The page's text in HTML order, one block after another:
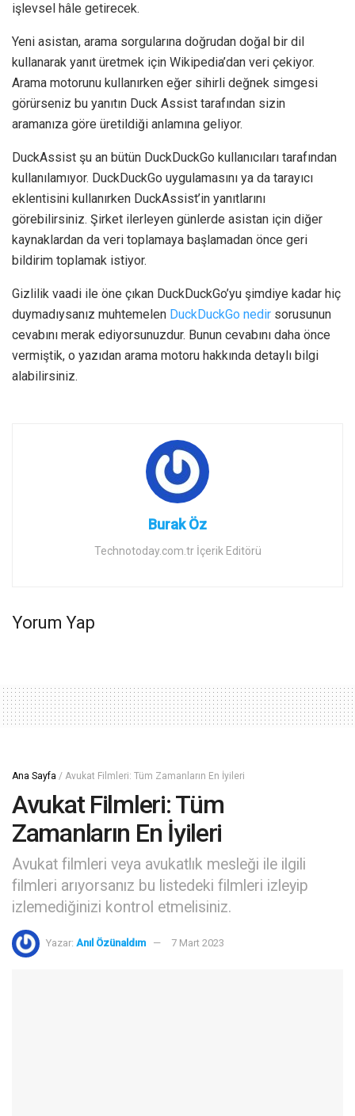
işlevsel hâle getirecek.
Yeni asistan, arama sorgularına doğrudan doğal bir dil
kullanarak yanıt üretmek için Wikipedia’dan veri çekiyor.
Arama motorunu kullanırken eğer sihirli değnek simgesi
görürseniz bu yanıtın Duck Assist tarafından sizin
aramanıza göre üretildiği anlamına geliyor.
DuckAssist şu an bütün DuckDuckGo kullanıcıları tarafından
kullanılamıyor. DuckDuckGo uygulamasını ya da tarayıcı
eklentisini kullanırken DuckAssist’in yanıtlarını
görebilirsiniz. Şirket ilerleyen günlerde asistan için diğer
kaynaklardan da veri toplamaya başlamadan önce geri
bildirim toplamak istiyor.
Gizlilik vaadi ile öne çıkan DuckDuckGo’yu şimdiye kadar hiç
duymadıysanız muhtemelen DuckDuckGo nedir sorusunun
cevabını merak ediyorsunuzdur. Bunun cevabını daha önce
vermiştik, o yazıdan arama motoru hakkında detaylı bilgi
alabilirsiniz.
Burak Öz
Technotoday.com.tr İçerik Editörü
Yorum Yap
Ana Sayfa / Avukat Filmleri: Tüm Zamanların En İyileri
Avukat Filmleri: Tüm
Zamanların En İyileri
Avukat filmleri veya avukatlık mesleği ile ilgili
filmleri arıyorsanız bu listedeki filmleri izleyip
izlemediğinizi kontrol etmelisiniz.
Yazar: Anıl Özünaldım 7 Mart 2023